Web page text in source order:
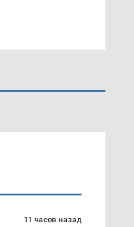
11 часов назад